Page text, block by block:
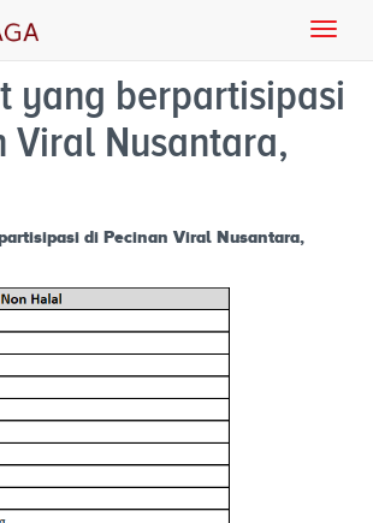
Toggle
yang berpartisipasi
Viral Nusantara,
di Pecinan Viral Nusantara,